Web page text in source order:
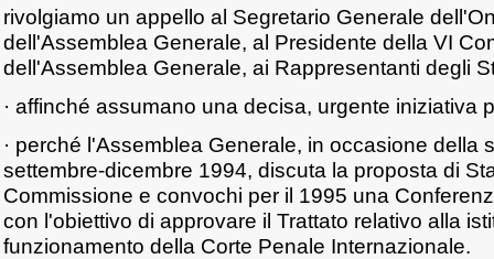
rivolgiamo un appello al Segretario Generale
dell'Assemblea Generale, al Presidente della VI
dell'Assemblea Generale, ai Rappresentanti degli
· affinché assumano una decisa, urgente iniziativa
· perché l'Assemblea Generale, in occasione della
settembre-dicembre 1994, discuta la proposta di
Commissione e convochi per il 1995 una
con l'obiettivo di approvare il Trattato relativo alla
funzionamento della Corte Penale Internazionale.